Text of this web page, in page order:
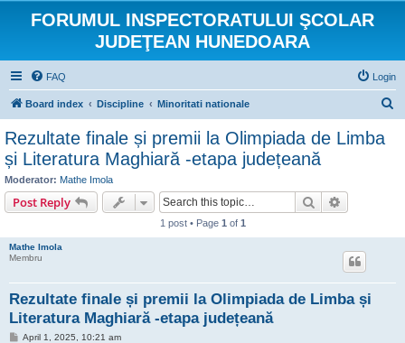
FORUMUL INSPECTORATULUI ŞCOLAR
JUDEŢEAN HUNEDOARA
FAQ Login
Board index Discipline Minoritati nationale
Rezultate finale și premii la Olimpiada de Limba
și Literatura Maghiară -etapa județeană
Moderator: Mathe Imola
Post Reply Search
1 post • Page 1 of 1
Mathe Imola
Membru
Rezultate finale și premii la Olimpiada de Limba și
Literatura Maghiară -etapa județeană
P
April 1, 2025, 10:21 am